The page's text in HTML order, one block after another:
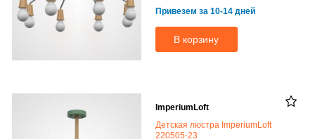
Привезем за 10-14 дней
В корзину
ImperiumLoft
Детская люстра ImperiumLoft
220505-23